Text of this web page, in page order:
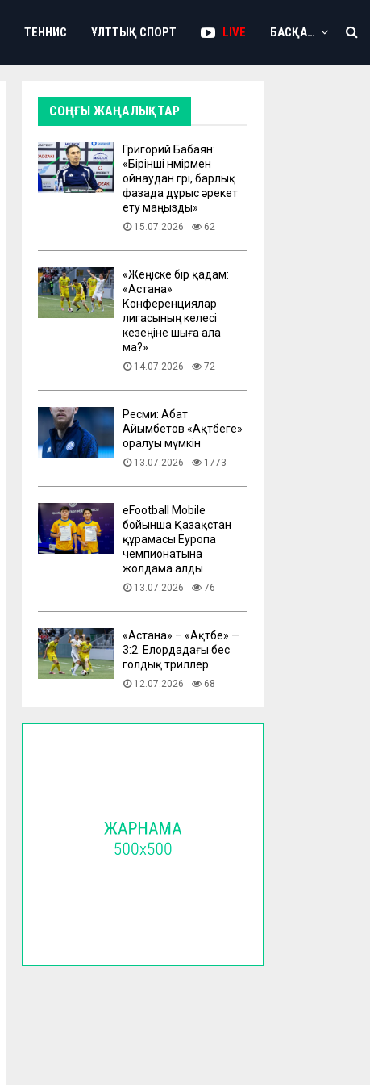
ТЕННИС ҰЛТТЫҚ СПОРТ LIVE БАСҚА…
СОҢҒЫ ЖАҢАЛЫҚТАР
Григорий Бабаян:
«Бірінші нөмірмен
ойнаудан гөрі, барлық
фазада дұрыс әрекет
ету маңызды»
15.07.2026 62
«Жеңіске бір қадам:
«Астана»
Конференциялар
лигасының келесі
кезеңіне шыға ала
ма?»
14.07.2026 72
Ресми: Абат
Айымбетов «Ақтөбеге»
оралуы мүмкін
13.07.2026 1773
eFootball Mobile
бойынша Қазақстан
құрамасы Еуропа
чемпионатына
жолдама алды
13.07.2026 76
​«Астана» – «Ақтөбе» —
3:2. Елордадағы бес
голдық триллер
12.07.2026 68